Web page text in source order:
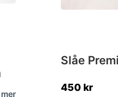
Slåe
450 kr